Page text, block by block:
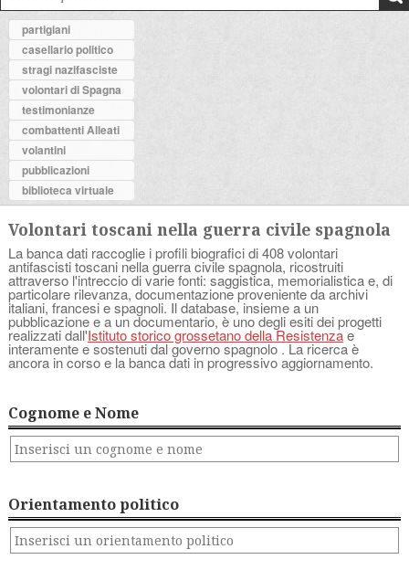
partigiani
casellario politico
stragi nazifasciste
volontari di Spagna
testimonianze
combattenti Alleati
volantini
pubblicazioni
biblioteca virtuale
Volontari toscani nella guerra civile spagnola
La banca dati raccoglie i profili biografici di 408 volontari
antifascisti toscani nella guerra civile spagnola, ricostruiti
attraverso l'intreccio di varie fonti: saggistica, memorialistica e, di
particolare rilevanza, documentazione proveniente da archivi
italiani, francesi e spagnoli. Il database, insieme a un
pubblicazione e a un documentario, è uno degli esiti dei progetti
realizzati dall'Istituto storico grossetano della Resistenzae
interamente e sostenuti dal governo spagnolo . La ricerca è
ancora in corso e la banca dati in progressivo aggiornamento.
Cognome e Nome
Orientamento politico